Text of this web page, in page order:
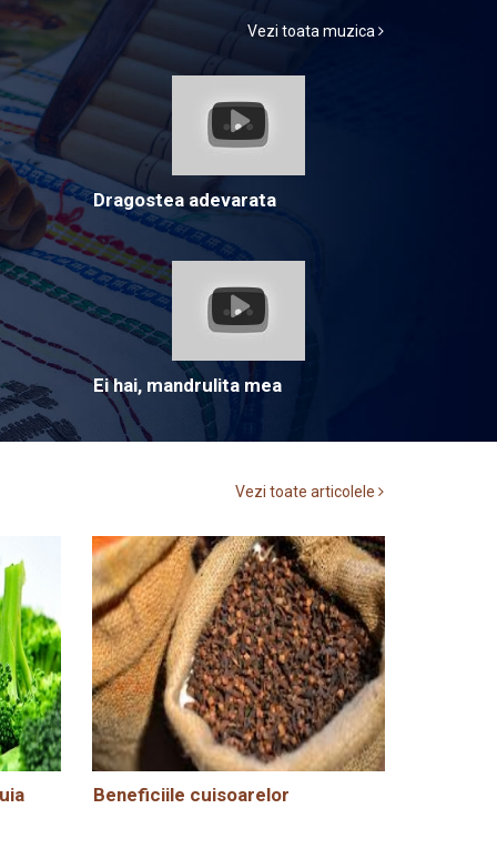
Vezi toata muzica
Dragostea adevarata
Ei hai, mandrulita mea
Vezi toate articolele
Beneficiile cuisoarelor